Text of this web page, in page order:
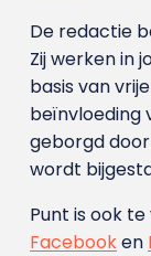
De redactie
Zij werken in
basis van
beïnvloeding
geborgd
wordt
Punt is ook
Facebooken